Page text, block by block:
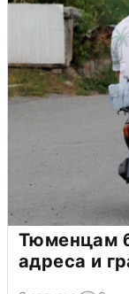
Тюменцам
адреса и